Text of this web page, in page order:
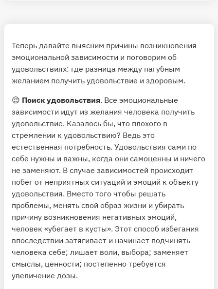
Теперь давайте выясним причины возникновения
эмоциональной зависимости и поговорим об
удовольствиях: где разница между пагубным
желанием получить удовольствие и здоровым.
😌 Поиск удовольствия. Все эмоциональные
зависимости идут из желания человека получить
удовольствие. Казалось бы, что плохого в
стремлении к удовольствию? Ведь это
естественная потребность. Удовольствия сами по
себе нужны и важны, когда они самоценны и ничего
не заменяют. В случае зависимостей происходит
побег от неприятных ситуаций и эмоций к объекту
удовольствия. Вместо того чтобы решать
проблемы, менять свой образ жизни и убирать
причину возникновения негативных эмоций,
человек «убегает в кусты». Этот способ избегания
впоследствии затягивает и начинает подчинять
человека себе; лишает воли, выбора; заменяет
смыслы, ценности; постепенно требуется
увеличение дозы.